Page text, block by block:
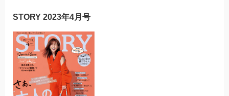
STORY 2023年4月号